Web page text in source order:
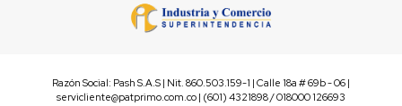
Razón Social: Pash S.A.S | Nit. 860.503.159-1 | Calle 18a # 69b - 06 |
servicliente@patprimo.com.co | (601) 4321898 / 018000 126693